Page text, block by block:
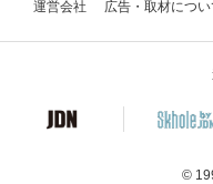
運営会社 広告・取材につい
©